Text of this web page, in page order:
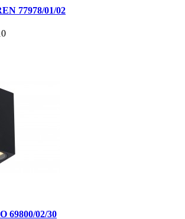
77978/01/02
69800/02/30